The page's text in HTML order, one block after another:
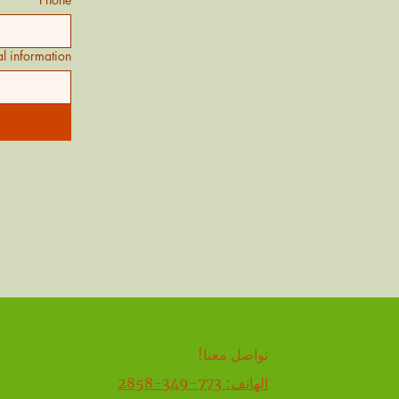
information
تواصل معنا!
الهاتف: 773-349-2858